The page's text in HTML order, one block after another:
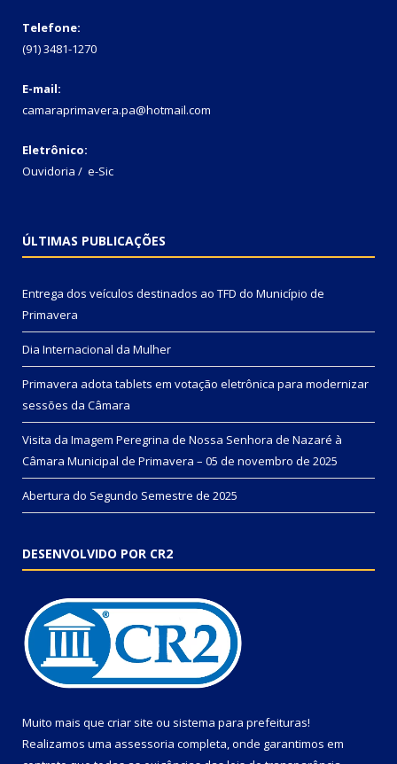
Telefone:
(91) 3481-1270
E-mail:
camaraprimavera.pa@hotmail.com
Eletrônico:
Ouvidoria / e-Sic
ÚLTIMAS PUBLICAÇÕES
Entrega dos veículos destinados ao TFD do Município de
Primavera
Dia Internacional da Mulher
Primavera adota tablets em votação eletrônica para modernizar
sessões da Câmara
Visita da Imagem Peregrina de Nossa Senhora de Nazaré à
Câmara Municipal de Primavera – 05 de novembro de 2025
Abertura do Segundo Semestre de 2025
DESENVOLVIDO POR CR2
Muito mais que criar site ou sistema para prefeituras!
Realizamos uma assessoria completa, onde garantimos em